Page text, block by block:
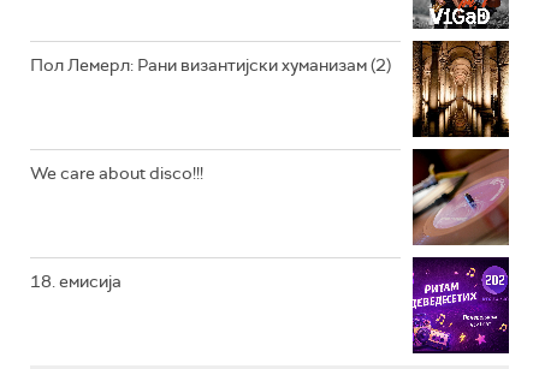
Пол Лемерл: Рани византијски хуманизам (2)
We care about disco!!!
18. емисија